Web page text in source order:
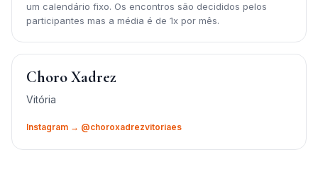
um calendário fixo. Os encontros são decididos pelos
participantes mas a média é de 1x por mês.
Choro Xadrez
Vitória
Instagram → @choroxadrezvitoriaes